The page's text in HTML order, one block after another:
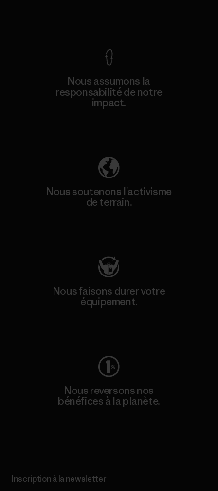
Nous assumons la
responsabilité de notre
impact.
Nous soutenons l'activisme
de terrain.
Nous faisons durer votre
équipement.
Nous reversons nos
bénéfices à la planète.
Inscription à la newsletter